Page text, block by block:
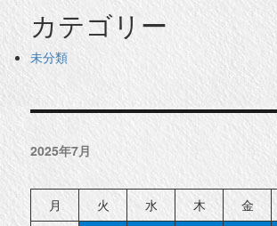
カテゴリー
未分類
2025年7月
月 火 水 木 金